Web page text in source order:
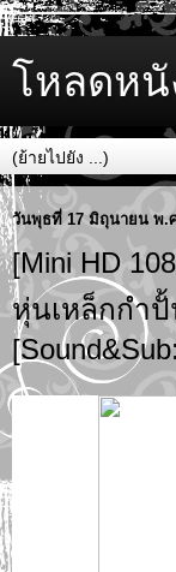
โหลดหนั
วันพุธที่ 17 มิถุนายน พ.
[Mini HD
หุ่นเหล็กกำ